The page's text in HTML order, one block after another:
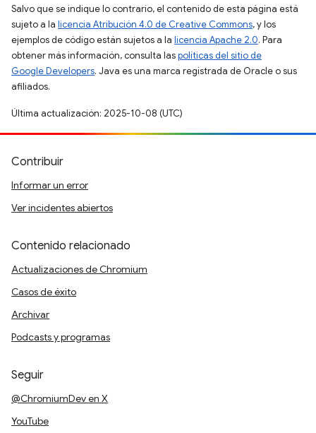
Salvo que se indique lo contrario, el contenido de esta página está
sujeto a la licencia Atribución 4.0 de Creative Commons, y los
ejemplos de código están sujetos a la licencia Apache 2.0. Para
obtener más información, consulta laspolíticas del sitio de
Google Developers. Java es una marca registrada de Oracle o sus
afiliados.
Última actualización: 2025-10-08 (UTC)
Contribuir
Informar un error
Ver incidentes abiertos
Contenido relacionado
Actualizaciones de Chromium
Casos de éxito
Archivar
Podcasts y programas
Seguir
@ChromiumDev en X
YouTube